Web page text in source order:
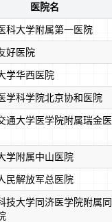
医院名
科大学附属第一医院
好医院
学华西医院
学科学院北京协和医院
通大学医学院附属瑞金医
学附属中山医院
民解放军总医院
技大学同济医学院附属同